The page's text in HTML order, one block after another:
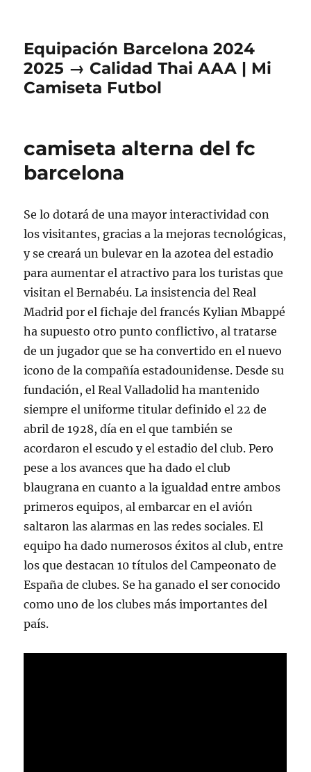
Equipación Barcelona 2024
2025 → Calidad Thai AAA | Mi
Camiseta Futbol
camiseta alterna del fc
barcelona
Se lo dotará de una mayor interactividad con
los visitantes, gracias a la mejoras tecnológicas,
y se creará un bulevar en la azotea del estadio
para aumentar el atractivo para los turistas que
visitan el Bernabéu. La insistencia del Real
Madrid por el fichaje del francés Kylian Mbappé
ha supuesto otro punto conflictivo, al tratarse
de un jugador que se ha convertido en el nuevo
icono de la compañía estadounidense. Desde su
fundación, el Real Valladolid ha mantenido
siempre el uniforme titular definido el 22 de
abril de 1928, día en el que también se
acordaron el escudo y el estadio del club. Pero
pese a los avances que ha dado el club
blaugrana en cuanto a la igualdad entre ambos
primeros equipos, al embarcar en el avión
saltaron las alarmas en las redes sociales. El
equipo ha dado numerosos éxitos al club, entre
los que destacan 10 títulos del Campeonato de
España de clubes. Se ha ganado el ser conocido
como uno de los clubes más importantes del
país.